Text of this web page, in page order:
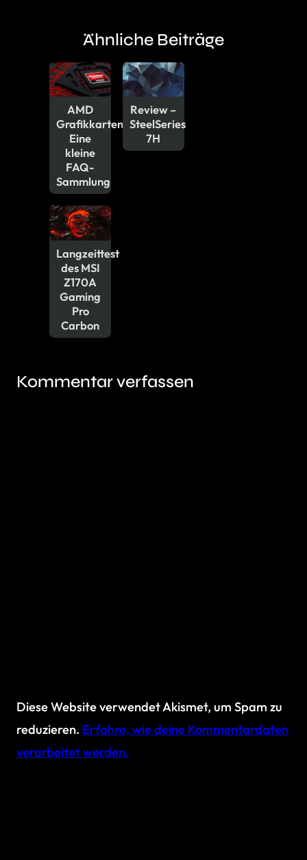
Ähnliche Beiträge
AMD
Grafikkarten:
Eine
kleine
FAQ-
Sammlung
Langzeittest
des MSI
Z170A
Gaming
Pro
Carbon
Review –
SteelSeries
7H
Kommentar verfassen
Diese Website verwendet Akismet, um Spam zu
reduzieren. Erfahre, wie deine Kommentardaten
verarbeitet werden.